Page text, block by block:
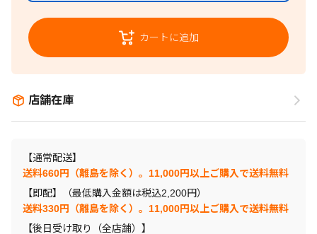
カートに追加
店舗在庫
【通常配送】
送料660円（離島を除く）。11,000円以上ご購入で送料無料
【即配】（最低購入金額は税込2,200円）
送料330円（離島を除く）。11,000円以上ご購入で送料無料
【後日受け取り（全店舗）】